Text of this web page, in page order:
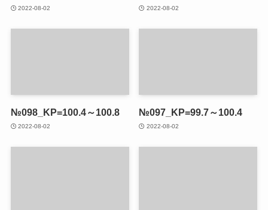
2022-08-02 2022-08-02
№098_KP=100.4～100.8
2022-08-02
№097_KP=99.7～100.4
2022-08-02